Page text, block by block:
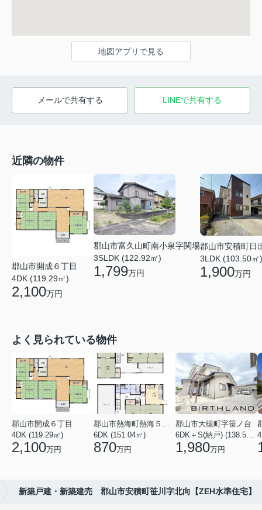
地図アプリで見る
メールで共有する LINEで共有する
近隣の物件
郡山市開成６丁目
4DK (119.29㎡)
2,100万円
郡山市富久山町南小泉字関場
3SLDK (122.92㎡)
1,799万円
郡山市安積町日
3LDK (103.50㎡)
1,900万円
よく見られている物件
郡山市開成６丁目
4DK (119.29㎡)
2,100万円
郡山市熱海町熱海５丁目
6DK (151.04㎡)
870万円
郡山市大槻町字笹ノ台
6DK＋S(納戸) (138.55㎡)
1,980万円
新築戸建・新築建売 郡山市安積町笹川字北向【ZEH水準住宅】